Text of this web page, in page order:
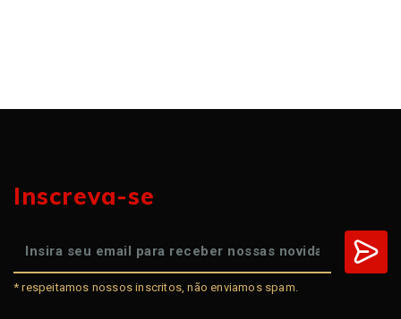
Inscreva-se
* respeitamos nossos inscritos, não enviamos spam.